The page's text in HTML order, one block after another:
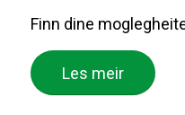
Finn dine
Les meir